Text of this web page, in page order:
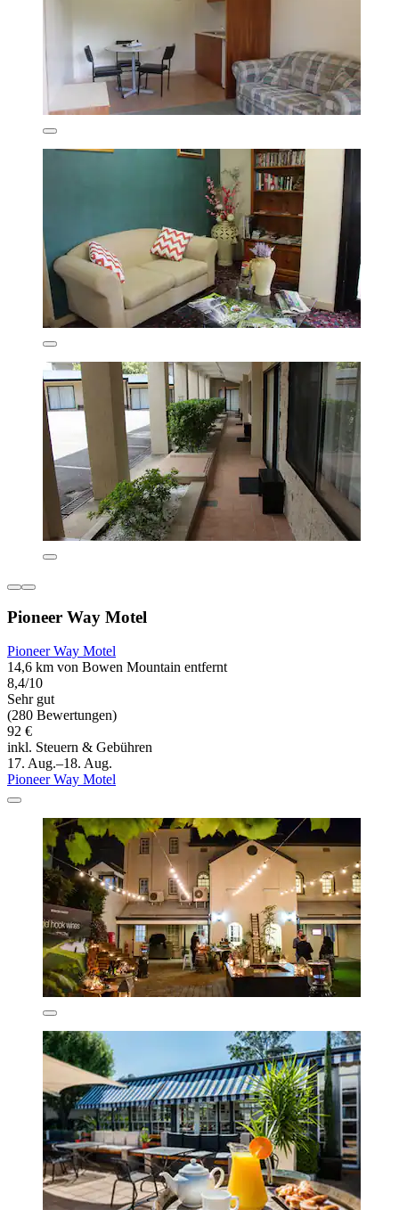
Pioneer Way Motel
Pioneer Way Motel
14,6 km von Bowen Mountain entfernt
8,4/10
Sehr gut
(280 Bewertungen)
92 €
inkl. Steuern & Gebühren
17. Aug.–18. Aug.
Pioneer Way Motel